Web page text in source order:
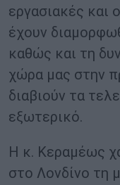
εργασιακές και
έχουν
καθώς και τη
χώρα μας στην
διαβιούν τα
εξωτερικό.
Η κ. Κεραμέως
στο Λονδίνο τη